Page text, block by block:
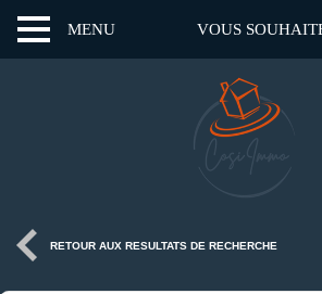
MENU VOUS
RETOUR AUX RESULTATS DE RECHERCHE